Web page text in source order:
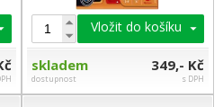
Vložit do košíku
skladem
dostupnost
349,- Kč
s DPH